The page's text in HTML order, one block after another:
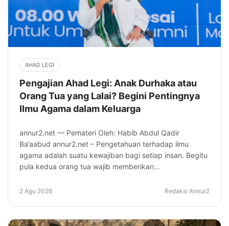
AHAD LEGI
Pengajian Ahad Legi: Anak Durhaka atau
Orang Tua yang Lalai? Begini Pentingnya
Ilmu Agama dalam Keluarga
annur2.net — Pemateri Oleh: Habib Abdul Qadir
Ba’aabud annur2.net – Pengetahuan terhadap ilmu
agama adalah suatu kewajiban bagi setiap insan. Begitu
pula kedua orang tua wajib memberikan...
2 Agu 2026 Redaksi Annur2